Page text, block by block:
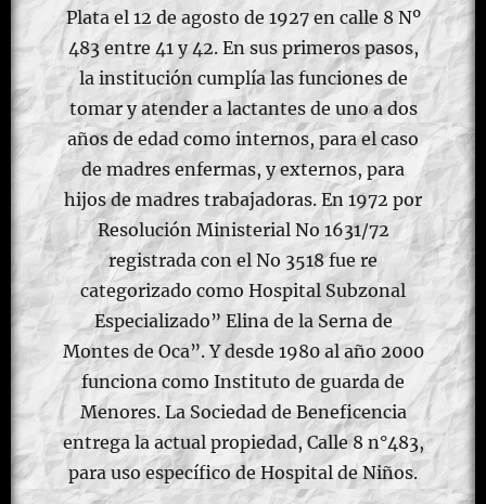
Plata el 12 de agosto de 1927 en calle 8 Nº
483 entre 41 y 42. En sus primeros pasos,
la institución cumplía las funciones de
tomar y atender a lactantes de uno a dos
años de edad como internos, para el caso
de madres enfermas, y externos, para
hijos de madres trabajadoras. En 1972 por
Resolución Ministerial No 1631/72
registrada con el No 3518 fue re
categorizado como Hospital Subzonal
Especializado” Elina de la Serna de
Montes de Oca”. Y desde 1980 al año 2000
funciona como Instituto de guarda de
Menores. La Sociedad de Beneficencia
entrega la actual propiedad, Calle 8 n°483,
para uso específico de Hospital de Niños.